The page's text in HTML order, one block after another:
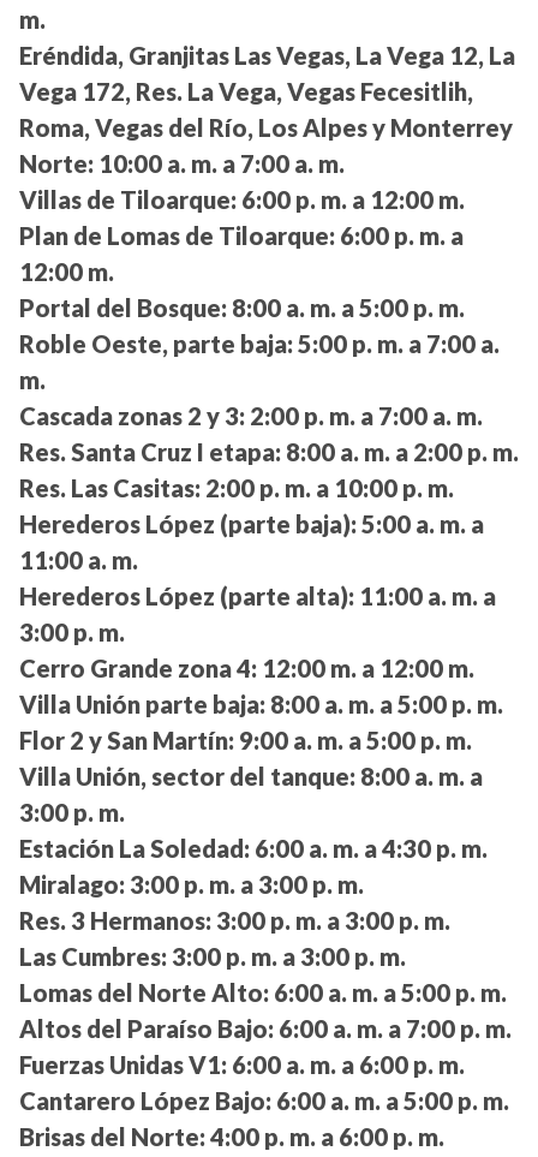
m.
Eréndida, Granjitas Las Vegas, La Vega 12, La
Vega 172, Res. La Vega, Vegas Fecesitlih,
Roma, Vegas del Río, Los Alpes y Monterrey
Norte: 10:00 a. m. a 7:00 a. m.
Villas de Tiloarque: 6:00 p. m. a 12:00 m.
Plan de Lomas de Tiloarque: 6:00 p. m. a
12:00 m.
Portal del Bosque: 8:00 a. m. a 5:00 p. m.
Roble Oeste, parte baja: 5:00 p. m. a 7:00 a.
m.
Cascada zonas 2 y 3: 2:00 p. m. a 7:00 a. m.
Res. Santa Cruz I etapa: 8:00 a. m. a 2:00 p. m.
Res. Las Casitas: 2:00 p. m. a 10:00 p. m.
Herederos López (parte baja): 5:00 a. m. a
11:00 a. m.
Herederos López (parte alta): 11:00 a. m. a
3:00 p. m.
Cerro Grande zona 4: 12:00 m. a 12:00 m.
Villa Unión parte baja: 8:00 a. m. a 5:00 p. m.
Flor 2 y San Martín: 9:00 a. m. a 5:00 p. m.
Villa Unión, sector del tanque: 8:00 a. m. a
3:00 p. m.
Estación La Soledad: 6:00 a. m. a 4:30 p. m.
Miralago: 3:00 p. m. a 3:00 p. m.
Res. 3 Hermanos: 3:00 p. m. a 3:00 p. m.
Las Cumbres: 3:00 p. m. a 3:00 p. m.
Lomas del Norte Alto: 6:00 a. m. a 5:00 p. m.
Altos del Paraíso Bajo: 6:00 a. m. a 7:00 p. m.
Fuerzas Unidas V1: 6:00 a. m. a 6:00 p. m.
Cantarero López Bajo: 6:00 a. m. a 5:00 p. m.
Brisas del Norte: 4:00 p. m. a 6:00 p. m.